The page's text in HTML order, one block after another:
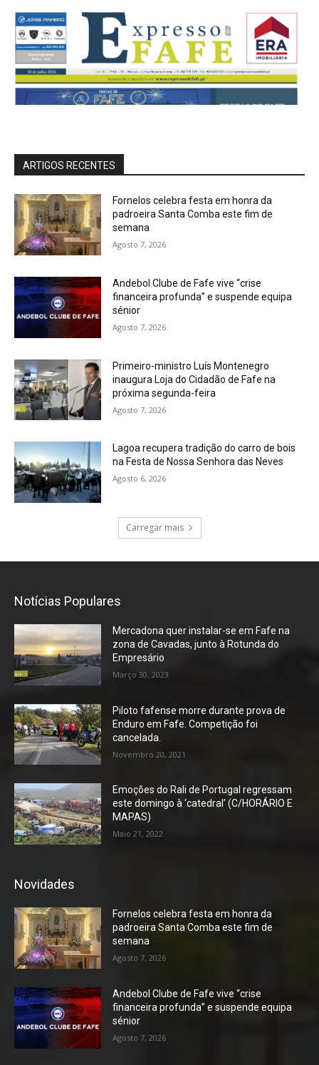
ARTIGOS RECENTES
Fornelos celebra festa em honra da
padroeira Santa Comba este fim de
semana
Agosto 7, 2026
Andebol Clube de Fafe vive “crise
financeira profunda” e suspende equipa
sénior
Agosto 7, 2026
Primeiro-ministro Luís Montenegro
inaugura Loja do Cidadão de Fafe na
próxima segunda-feira
Agosto 7, 2026
Lagoa recupera tradição do carro de bois
na Festa de Nossa Senhora das Neves
Agosto 6, 2026
Carregar mais
Notícias Populares
Mercadona quer instalar-se em Fafe na
zona de Cavadas, junto à Rotunda do
Empresário
Março 30, 2023
Piloto fafense morre durante prova de
Enduro em Fafe. Competição foi
cancelada.
Novembro 20, 2021
Emoções do Rali de Portugal regressam
este domingo à ‘catedral’ (C/HORÁRIO E
MAPAS)
Maio 21, 2022
Novidades
Fornelos celebra festa em honra da
padroeira Santa Comba este fim de
semana
Agosto 7, 2026
Andebol Clube de Fafe vive “crise
financeira profunda” e suspende equipa
sénior
Agosto 7, 2026